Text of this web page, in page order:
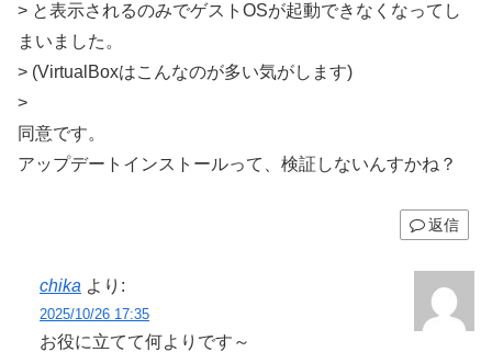
> と表示されるのみでゲストOSが起動できなくなってし
まいました。
> (VirtualBoxはこんなのが多い気がします)
>
同意です。
アップデートインストールって、検証しないんすかね？
返信
chika より:
2025/10/26 17:35
お役に立てて何よりです～